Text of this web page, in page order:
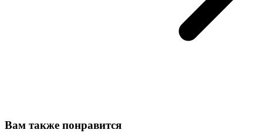
Вам также понравится